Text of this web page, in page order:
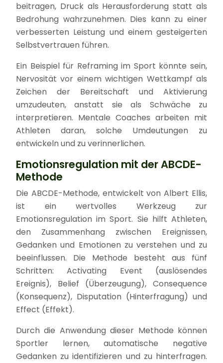
beitragen, Druck als Herausforderung statt als
Bedrohung wahrzunehmen. Dies kann zu einer
verbesserten Leistung und einem gesteigerten
Selbstvertrauen führen.
Ein Beispiel für Reframing im Sport könnte sein,
Nervosität vor einem wichtigen Wettkampf als
Zeichen der Bereitschaft und Aktivierung
umzudeuten, anstatt sie als Schwäche zu
interpretieren. Mentale Coaches arbeiten mit
Athleten daran, solche Umdeutungen zu
entwickeln und zu verinnerlichen.
Emotionsregulation mit der ABCDE-
Methode
Die ABCDE-Methode, entwickelt von Albert Ellis,
ist ein wertvolles Werkzeug zur
Emotionsregulation im Sport. Sie hilft Athleten,
den Zusammenhang zwischen Ereignissen,
Gedanken und Emotionen zu verstehen und zu
beeinflussen. Die Methode besteht aus fünf
Schritten: Activating Event (auslösendes
Ereignis), Belief (Überzeugung), Consequence
(Konsequenz), Disputation (Hinterfragung) und
Effect (Effekt).
Durch die Anwendung dieser Methode können
Sportler lernen, automatische negative
Gedanken zu identifizieren und zu hinterfragen.